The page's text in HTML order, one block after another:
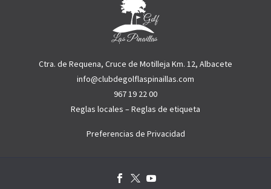
Ctra. de Requena, Cruce de Motilleja Km. 12, Albacete
info@clubdegolflaspinaillas.com
967 19 22 00
Reglas locales –Reglas de etiqueta
Preferencias de Privacidad